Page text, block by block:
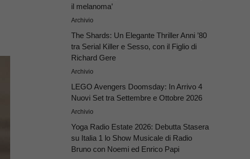
il melanoma’
Archivio
The Shards: Un Elegante Thriller Anni ’80
tra Serial Killer e Sesso, con il Figlio di
Richard Gere
Archivio
LEGO Avengers Doomsday: In Arrivo 4
Nuovi Set tra Settembre e Ottobre 2026
Archivio
Yoga Radio Estate 2026: Debutta Stasera
su Italia 1 lo Show Musicale di Radio
Bruno con Noemi ed Enrico Papi